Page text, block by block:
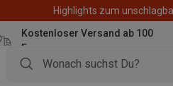
Highlights zum
Kostenloser Versand ab 100
Euro